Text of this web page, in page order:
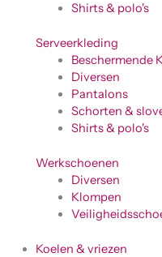
Shirts & polo's
Serveerkleding
Beschermende
Diversen
Pantalons
Schorten &
Shirts & polo's
Werkschoenen
Diversen
Klompen
Koelen & vriezen